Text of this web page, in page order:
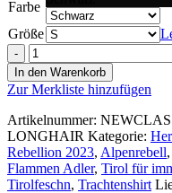
Farbe
Größe
Designer
Herren
Tshirt
–
German
Shepherd
Longhair
2023
Menge
In den Warenkorb
Zur Merkliste hinzufügen
Artikelnummer:
LONGHAIR Kategorie:
Rebellion 2023, Alpenrebell,
Flammen Adler, Tirol für
Tirolfeschn, Trachtenshirt